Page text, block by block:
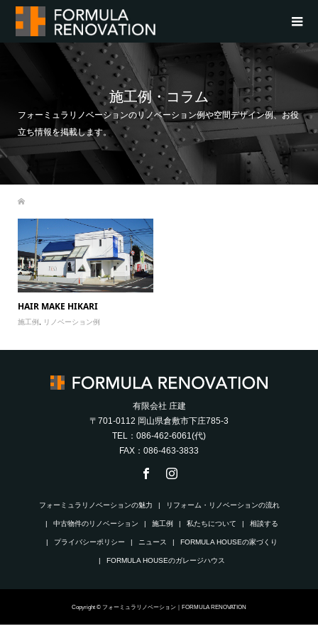
施工例・コラム
フォーミュラリノベーションのリノベーション例や空間デザイン例、お役
立ち情報を掲載します。
HAIR MAKE HIKARI
施工例 , リノベーション例
有限会社 庄建
〒701-0112 岡山県倉敷市下庄785-3
TEL：086-462-6061(代)
FAX：086-463-3833
フォーミュラリノベーションの魅力 リフォーム・リノベーションの流れ
中古物件のリノベーション 施工例 私たちについて 相談する
プライバシーポリシー ニュース FORMULA HOUSEの家づくり
FORMULA HOUSEのガレージハウス
Copyright © フォーミュラリノベーション｜FORMULA RENOVATION
電話 メール 個別相談会 FAQ